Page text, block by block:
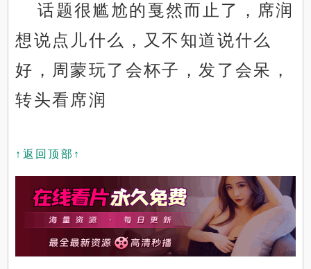
话题很尴尬的戛然而止了，席润
想说点儿什么，又不知道说什么
好，周蒙玩了会杯子，发了会呆，
转头看席润
↑返回顶部↑